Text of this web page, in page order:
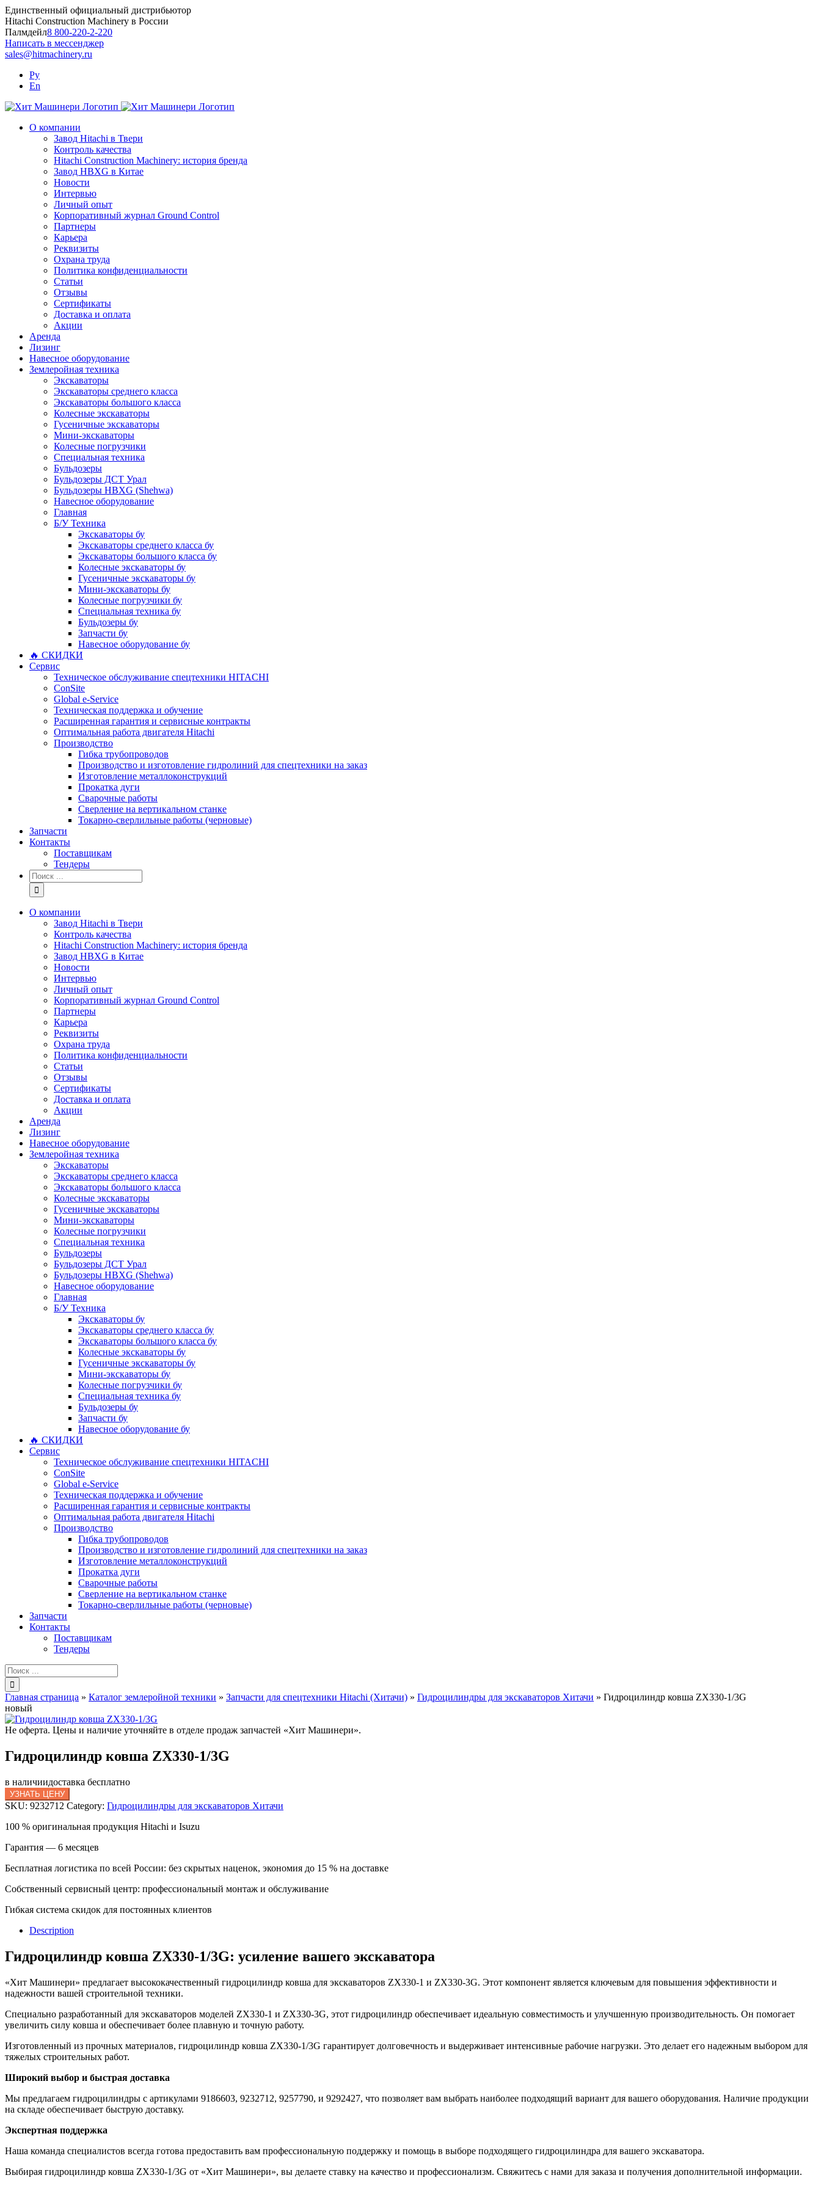
Skip
to
content
Единственный официальный дистрибьютор
Hitachi Construction Machinery в России
Палмдейл8 800-220-2-220
Написать в мессенджер
sales@hitmachinery.ru
Ру
En
О компании
Завод Hitachi в Твери
Контроль качества
Hitachi Construction Machinery: история бренда
Завод HBXG в Китае
Новости
Интервью
Личный опыт
Корпоративный журнал Ground Control
Партнеры
Карьера
Реквизиты
Охрана труда
Политика конфиденциальности
Статьи
Отзывы
Сертификаты
Доставка и оплата
Акции
Аренда
Лизинг
Навесное оборудование
Землеройная техника
Экскаваторы
Экскаваторы среднего класса
Экскаваторы большого класса
Колесные экскаваторы
Гусеничные экскаваторы
Мини-экскаваторы
Колесные погрузчики
Специальная техника
Бульдозеры
Бульдозеры ДСТ Урал
Бульдозеры HBXG (Shehwa)
Навесное оборудование
Главная
Б/У Техника
Экскаваторы бу
Экскаваторы среднего класса бу
Экскаваторы большого класса бу
Колесные экскаваторы бу
Гусеничные экскаваторы бу
Мини-экскаваторы бу
Колесные погрузчики бу
Специальная техника бу
Бульдозеры бу
Запчасти бу
Навесное оборудование бу
🔥 СКИДКИ
Сервис
Техническое обслуживание спецтехники HITACHI
ConSite
Global e-Service
Техническая поддержка и обучение
Расширенная гарантия и сервисные контракты
Оптимальная работа двигателя Hitachi
Производство
Гибка трубопроводов
Производство и изготовление гидролиний для спецтехники на заказ
Изготовление металлоконструкций
Прокатка дуги
Сварочные работы
Сверление на вертикальном станке
Токарно-сверлильные работы (черновые)
Запчасти
Контакты
Поставщикам
Тендеры
Результат
поиска:
О компании
Завод Hitachi в Твери
Контроль качества
Hitachi Construction Machinery: история бренда
Завод HBXG в Китае
Новости
Интервью
Личный опыт
Корпоративный журнал Ground Control
Партнеры
Карьера
Реквизиты
Охрана труда
Политика конфиденциальности
Статьи
Отзывы
Сертификаты
Доставка и оплата
Акции
Аренда
Лизинг
Навесное оборудование
Землеройная техника
Экскаваторы
Экскаваторы среднего класса
Экскаваторы большого класса
Колесные экскаваторы
Гусеничные экскаваторы
Мини-экскаваторы
Колесные погрузчики
Специальная техника
Бульдозеры
Бульдозеры ДСТ Урал
Бульдозеры HBXG (Shehwa)
Навесное оборудование
Главная
Б/У Техника
Экскаваторы бу
Экскаваторы среднего класса бу
Экскаваторы большого класса бу
Колесные экскаваторы бу
Гусеничные экскаваторы бу
Мини-экскаваторы бу
Колесные погрузчики бу
Специальная техника бу
Бульдозеры бу
Запчасти бу
Навесное оборудование бу
🔥 СКИДКИ
Сервис
Техническое обслуживание спецтехники HITACHI
ConSite
Global e-Service
Техническая поддержка и обучение
Расширенная гарантия и сервисные контракты
Оптимальная работа двигателя Hitachi
Производство
Гибка трубопроводов
Производство и изготовление гидролиний для спецтехники на заказ
Изготовление металлоконструкций
Прокатка дуги
Сварочные работы
Сверление на вертикальном станке
Токарно-сверлильные работы (черновые)
Запчасти
Контакты
Поставщикам
Тендеры
Результат
поиска:
Главная страница » Каталог землеройной техники » Запчасти для спецтехники Hitachi (Хитачи) » Гидроцилиндры для экскаваторов Хитачи » Гидроцилиндр ковша ZX330-1/3G
новый
Не оферта. Цены и наличие уточняйте в отделе продаж запчастей «Хит Машинери».
Гидроцилиндр ковша ZX330-1/3G
в наличиидоставка бесплатно
УЗНАТЬ ЦЕНУ
SKU: 9232712 Category: Гидроцилиндры для экскаваторов Хитачи
100 % оригинальная продукция Hitachi и Isuzu
Гарантия — 6 месяцев
Бесплатная логистика по всей России: без скрытых наценок, экономия до 15 % на доставке
Собственный сервисный центр: профессиональный монтаж и обслуживание
Гибкая система скидок для постоянных клиентов
Description
Гидроцилиндр ковша ZX330-1/3G: усиление вашего экскаватора
«Хит Машинери» предлагает высококачественный гидроцилиндр ковша для экскаваторов ZX330-1 и ZX330-3G. Этот компонент является ключевым для повышения эффективности и
надежности вашей строительной техники.
Специально разработанный для экскаваторов моделей ZX330-1 и ZX330-3G, этот гидроцилиндр обеспечивает идеальную совместимость и улучшенную производительность. Он помогает
увеличить силу ковша и обеспечивает более плавную и точную работу.
Изготовленный из прочных материалов, гидроцилиндр ковша ZX330-1/3G гарантирует долговечность и выдерживает интенсивные рабочие нагрузки. Это делает его надежным выбором для
тяжелых строительных работ.
Широкий выбор и быстрая доставка
Мы предлагаем гидроцилиндры с артикулами 9186603, 9232712, 9257790, и 9292427, что позволяет вам выбрать наиболее подходящий вариант для вашего оборудования. Наличие продукции
на складе обеспечивает быструю доставку.
Экспертная поддержка
Наша команда специалистов всегда готова предоставить вам профессиональную поддержку и помощь в выборе подходящего гидроцилиндра для вашего экскаватора.
Выбирая гидроцилиндр ковша ZX330-1/3G от «Хит Машинери», вы делаете ставку на качество и профессионализм. Свяжитесь с нами для заказа и получения дополнительной информации.